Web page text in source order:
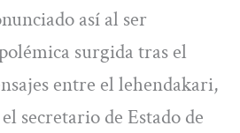
así al ser
surgida tras el
entre el lehendakari,
secretario de Estado de